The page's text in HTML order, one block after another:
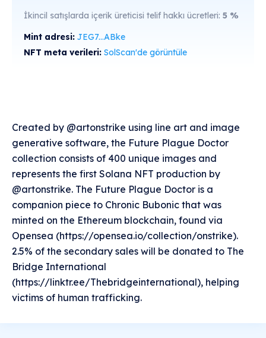
İkincil satışlarda içerik üreticisi telif hakkı ücretleri: 5 %
Mint adresi: JEG7...ABke
NFT meta verileri: SolScan'de görüntüle
Created by @artonstrike using line art and image
generative software, the Future Plague Doctor
collection consists of 400 unique images and
represents the first Solana NFT production by
@artonstrike. The Future Plague Doctor is a
companion piece to Chronic Bubonic that was
minted on the Ethereum blockchain, found via
Opensea (https://opensea.io/collection/onstrike).
2.5% of the secondary sales will be donated to The
Bridge International
(https://linktr.ee/Thebridgeinternational), helping
victims of human trafficking.